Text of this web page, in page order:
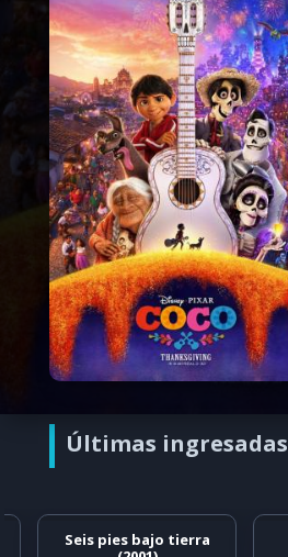
Últimas ingresadas
Seis pies bajo tierra